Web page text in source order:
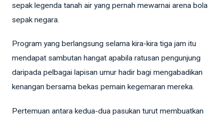
sepak legenda tanah air yang pernah mewarnai arena bola
sepak negara.
Program yang berlangsung selama kira-kira tiga jam itu
mendapat sambutan hangat apabila ratusan pengunjung
daripada pelbagai lapisan umur hadir bagi mengabadikan
kenangan bersama bekas pemain kegemaran mereka.
Pertemuan antara kedua-dua pasukan turut membuatkan